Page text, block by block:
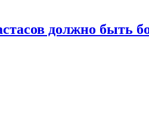
должно быть